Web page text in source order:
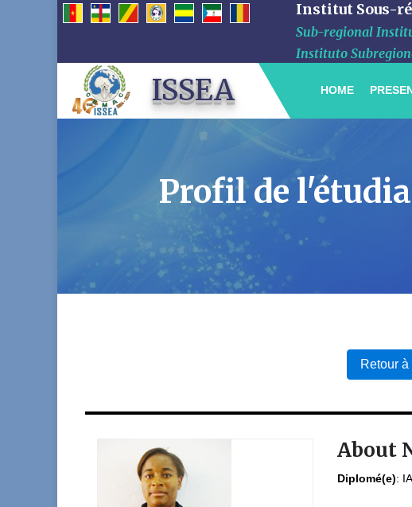
Institut Sous-
Sub-regional
Instituto
ISSEA HOME
Profil de
Retour
About
Diplomé(e):